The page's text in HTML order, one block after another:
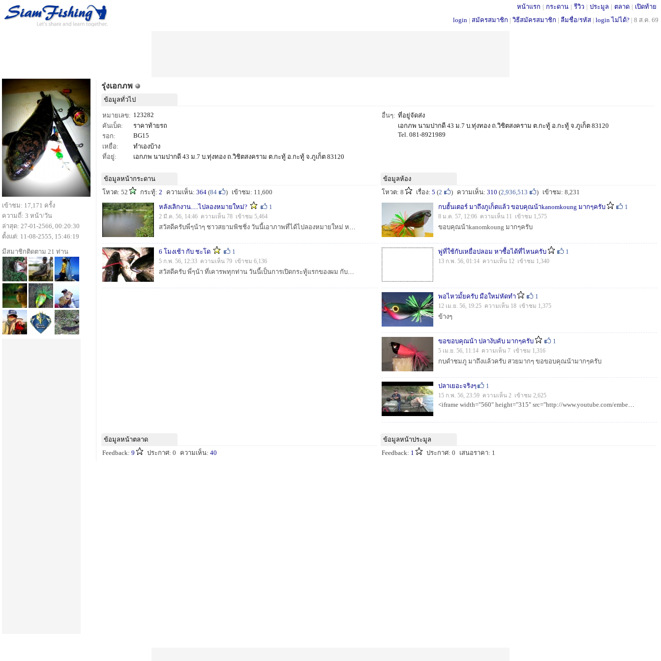
หน้าแรก | กระดาน | รีวิว | ประมูล | ตลาด | เปิดท้าย
login | สมัครสมาชิก | วิธีสมัครสมาชิก | ลืมชื่อ/รหัส | login ไม่ได้? | 8 ส.ค. 69
รุ่งเอกภพ
ข้อมูลทั่วไป
หมายเลข: 123282
คันเบ็ด:
ราคาท้ายรถ
รอก:
BG15
เหยื่อ:
ทำเองบ้าง
ที่อยู่:
เอกภพ นามปากดี 43 ม.7 บ.ทุ่งทอง ถ.วิชิตสงคราม ต.กะทู้ อ.กะทู้ จ.ภูเก็ต 83120
อื่นๆ: ที่อยู่จัดส่ง
เอกภพ นามปากดี 43 ม.7 บ.ทุ่งทอง ถ.วิชิตสงคราม ต.กะทู้ อ.กะทู้ จ.ภูเก็ต 83120
Tel. 081-8921989
ข้อมูลหน้ากระดาน
โหวต: 52
กระทู้: 2 ความเห็น: 364 (84 ) เข้าชม: 11,600
หลังเลิกงาน.....ไปลองหมายใหม่?
1
2 มี.ค. 56, 14:46 ความเห็น 78 เข้าชม 5,464
สวัสดีครับพี่ๆน้าๆ ชาวสยามพิชชิ่ง วันนี้เอาภาพที่ได้ไปลองหมายใหม่ หลังจากเลิกงานเมื่อวานมาให้ชมกันครับ :prost: :prost: :heart: :heart: :heart: :chee...
6 โมงเช้า กับ ชะโด 1
5 ก.พ. 56, 12:33 ความเห็น 79 เข้าชม 6,136
สวัสดีครับ พี่ๆน้า ที่เคารพทุกท่าน วันนี้เป็นการเปิดกระทู้แรกของผม กับบ้านหลังนี้ครับ(สมาชิกใหม่) เหตุการณ์เกิดเมื่อเช้าครับ :cheer: :cheer: :cheer: ...
ข้อมูลห้อง
โหวต: 8
เรื่อง: 5 (2 ) ความเห็น: 310 (2,936,513 ) เข้าชม: 8,231
กบฮั้นเตอร์ มาถึงภูเก็ตแล้ว ขอบคุณน้าkanomkoung มากๆครับ
1
8 ม.ค. 57, 12:06 ความเห็น 11 เข้าชม 1,575
ขอบคุณน้าkanomkoung มากๆครับ
พู่ที่ใช้กับเหยื่อปลอม หาซื้อได้ที่ไหนครับ 1
13 ก.พ. 56, 01:14 ความเห็น 12 เข้าชม 1,340
พอไหวมั้ยครับ มือใหม่หัดทำ 1
12 เม.ย. 56, 19:25 ความเห็น 18 เข้าชม 1,375
ข้างๆ
ขอขอบคุณน้า ปลางับคับ มากๆครับ 1
5 เม.ย. 56, 11:14 ความเห็น 7 เข้าชม 1,316
กบดำชมภู มาถึงแล้วครับ สวยมากๆ ขอขอบคุณน้ามากๆครับ
ปลาเยอะจริงๆ 1
15 ก.พ. 56, 23:59 ความเห็น 2 เข้าชม 2,625
<iframe width="560" height="315" src="http://www.youtube.com/embed/Mca4cKzLY5c?rel=0" frameborder="0" allow...
ข้อมูลหน้าตลาด
Feedback: 9 ประกาศ: 0 ความเห็น: 40
ข้อมูลหน้าประมูล
Feedback: 1 ประกาศ: 0 เสนอราคา: 1
เข้าชม: 17,171 ครั้ง
ความถี่: 3 หน้า/วัน
ล่าสุด: 27-01-2566, 00:20:30
ตั้งแต่: 11-08-2555, 15:46:19
มีสมาชิกติดตาม 21 ท่าน